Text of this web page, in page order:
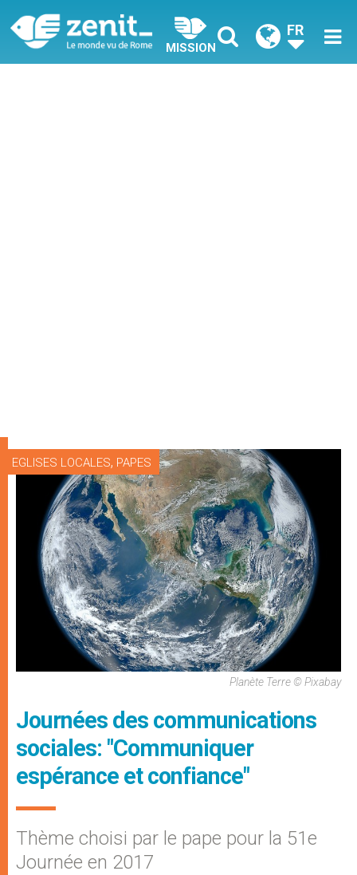
MISSION
FR
EGLISES LOCALES, PAPES
Planète Terre © Pixabay
Journées des communications
sociales: "Communiquer
espérance et confiance"
Thème choisi par le pape pour la 51e
Journée en 2017